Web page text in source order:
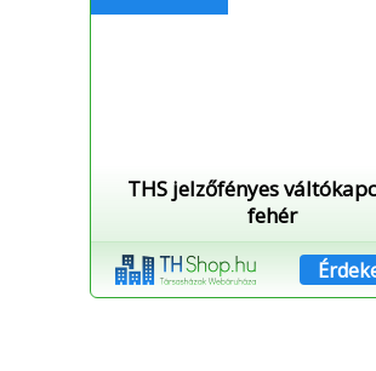
THS jelzőfényes
fehér